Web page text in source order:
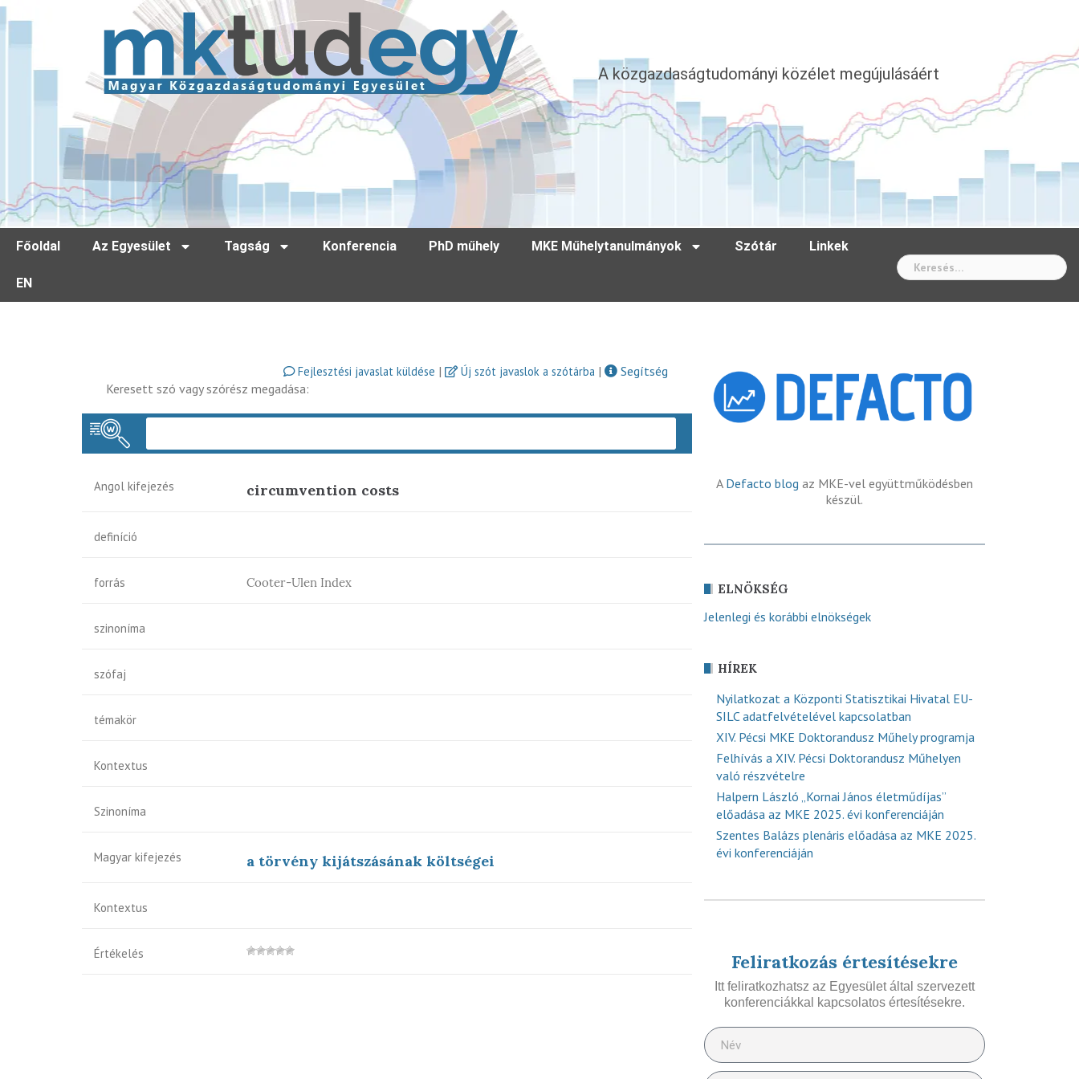
A közgazdaságtudományi közélet megújulásáért
Főoldal Az Egyesület Tagság Konferencia PhD műhely MKE Műhelytanulmányok Szótár Linkek
EN
Fejlesztési javaslat küldése | Új szót javaslok a szótárba |
Segítség
Keresett szó vagy szórész megadása:
Angol kifejezés circumvention costs
definíció
forrás Cooter-Ulen Index
szinoníma
szófaj
témakör
Kontextus
Szinoníma
Magyar kifejezés a törvény kijátszásának költségei
Kontextus
Értékelés
A Defacto blog az MKE-vel együttműködésben
készül.
ELNÖKSÉG
Jelenlegi és korábbi elnökségek
HÍREK
Nyilatkozat a Központi Statisztikai Hivatal EU-
SILC adatfelvételével kapcsolatban
XIV. Pécsi MKE Doktorandusz Műhely programja
Felhívás a XIV. Pécsi Doktorandusz Műhelyen
való részvételre
Halpern László „Kornai János életműdíjas”
előadása az MKE 2025. évi konferenciáján
Szentes Balázs plenáris előadása az MKE 2025.
évi konferenciáján
Feliratkozás értesítésekre
Itt feliratkozhatsz az Egyesület által szervezett
konferenciákkal kapcsolatos értesítésekre.